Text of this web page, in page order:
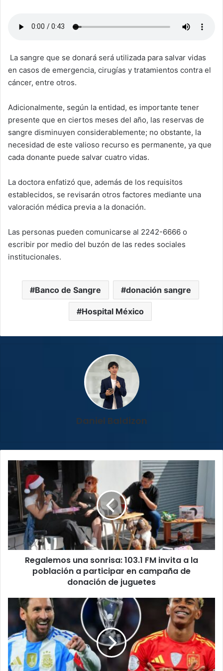
La sangre que se donará será utilizada para salvar vidas
en casos de emergencia, cirugías y tratamientos contra el
cáncer, entre otros.
Adicionalmente, según la entidad, es importante tener
presente que en ciertos meses del año, las reservas de
sangre disminuyen considerablemente; no obstante, la
necesidad de este valioso recurso es permanente, ya que
cada donante puede salvar cuatro vidas.
La doctora enfatizó que, además de los requisitos
establecidos, se revisarán otros factores mediante una
valoración médica previa a la donación.
Las personas pueden comunicarse al 2242-6666 o
escribir por medio del buzón de las redes sociales
institucionales.
Banco de Sangre donación sangre
Hospital México
Daniel Baldizon
Regalemos
una
sonrisa:
103.1
invita
a
la
población
participar
donación
juguetes
Regalemos una sonrisa: 103.1 FM invita a la
población a participar en campaña de
donación de juguetes
Confirmado:
España
y
Argentina
se
enfrentarán
en